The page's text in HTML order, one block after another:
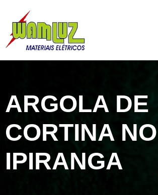
ARGOLA DE
CORTINA NO
IPIRANGA